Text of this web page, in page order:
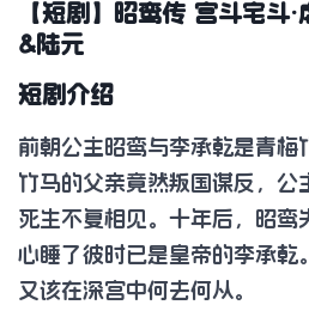
【短剧】昭鸾传 宫斗宅斗
&陆元
短剧介绍
前朝公主昭鸾与李承乾是青梅
竹马的父亲竟然叛国谋反，公
死生不复相见。十年后，昭鸾
心睡了彼时已是皇帝的李承乾
又该在深宫中何去何从。